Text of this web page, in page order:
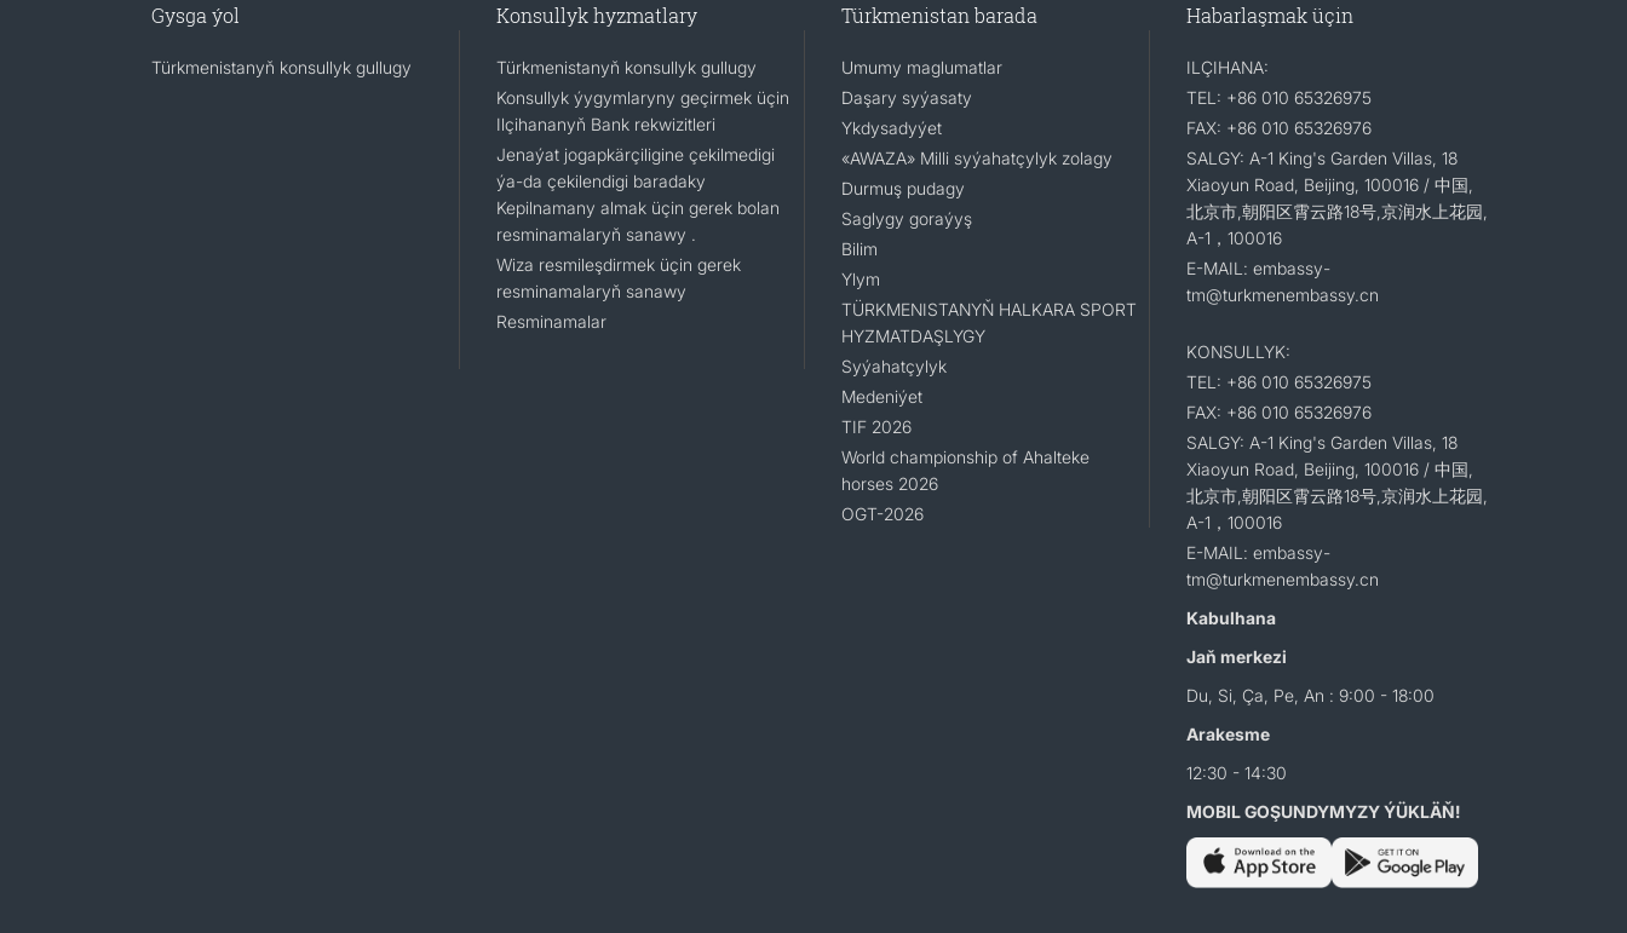
Gysga ýol
Türkmenistanyň konsullyk gullugy
Konsullyk hyzmatlary
Türkmenistanyň konsullyk gullugy
Konsullyk ýygymlaryny geçirmek üçin
Ilçihananyň Bank rekwizitleri
Jenaýat jogapkärçiligine çekilmedigi
ýa-da çekilendigi baradaky
Kepilnamany almak üçin gerek bolan
resminamalaryň sanawy .
Wiza resmileşdirmek üçin gerek
resminamalaryň sanawy
Resminamalar
Türkmenistan barada
Umumy maglumatlar
Daşary syýasaty
Ykdysadyýet
«AWAZA» Milli syýahatçylyk zolagy
Durmuş pudagy
Saglygy goraýyş
Bilim
Ylym
TÜRKMENISTANYŇ HALKARA SPORT
HYZMATDAŞLYGY
Syýahatçylyk
Medeniýet
TIF 2026
World championship of Ahalteke
horses 2026
OGT-2026
Habarlaşmak üçin
ILÇIHANA:
TEL: +86 010 65326975
FAX: +86 010 65326976
SALGY: A-1 King's Garden Villas, 18
Xiaoyun Road, Beijing, 100016 / 中国,
北京市,朝阳区霄云路18号,京润水上花园,
A-1，100016
E-MAIL: embassy-
tm@turkmenembassy.cn
KONSULLYK:
TEL: +86 010 65326975
FAX: +86 010 65326976
SALGY: A-1 King's Garden Villas, 18
Xiaoyun Road, Beijing, 100016 / 中国,
北京市,朝阳区霄云路18号,京润水上花园,
A-1，100016
E-MAIL: embassy-
tm@turkmenembassy.cn
Kabulhana
Jaň merkezi
Du, Si, Ça, Pe, An : 9:00 - 18:00
Arakesme
12:30 - 14:30
MOBIL GOŞUNDYMYZY ÝÜKLÄŇ!